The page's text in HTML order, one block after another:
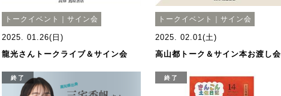
トークイベント｜サイン会
2025. 01.26(日)
龍光さんトークライブ＆サイン会
トークイベント｜サイン会
2025. 02.01(土)
高山都トーク＆サイン本お渡し会
終了 終了